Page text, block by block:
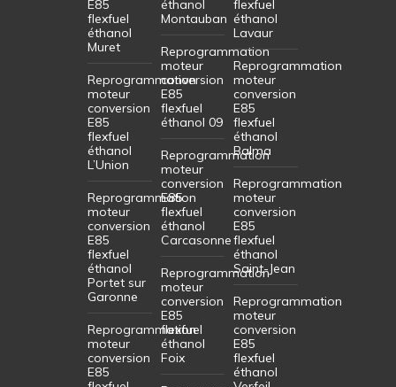
E85
flexfuel
éthanol
Muret
Reprogrammation
moteur
conversion
E85
flexfuel
éthanol
L’Union
Reprogrammation
moteur
conversion
E85
flexfuel
éthanol
Portet sur
Garonne
Reprogrammation
moteur
conversion
E85
éthanol
Montauban
Reprogrammation
moteur
conversion
E85
flexfuel
éthanol 09
Reprogrammation
moteur
conversion
E85
flexfuel
éthanol
Carcasonne
Reprogrammation
moteur
conversion
E85
flexfuel
éthanol
Foix
flexfuel
éthanol
Lavaur
Reprogrammation
moteur
conversion
E85
flexfuel
éthanol
Balma
Reprogrammation
moteur
conversion
E85
flexfuel
éthanol
Saint-Jean
Reprogrammation
moteur
conversion
E85
flexfuel
éthanol